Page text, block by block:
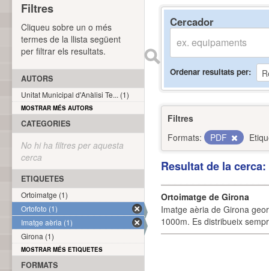
Cercador
Ordenar resultats per
Filtres
Formats:
PDF
Resultat de la
Ortoimatge de Girona
Imatge aèria de Girona
1000m. Es distribueix
Filtres
Cliqueu sobre un o més
termes de la llista següent
per filtrar els resultats.
AUTORS
Unitat Municipal d'Anàlisi Te... (1)
MOSTRAR MÉS AUTORS
CATEGORIES
No hi ha filtres per aquesta
cerca
ETIQUETES
Ortoimatge (1)
Ortofoto (1)
Imatge aèria (1)
Girona (1)
MOSTRAR MÉS ETIQUETES
FORMATS